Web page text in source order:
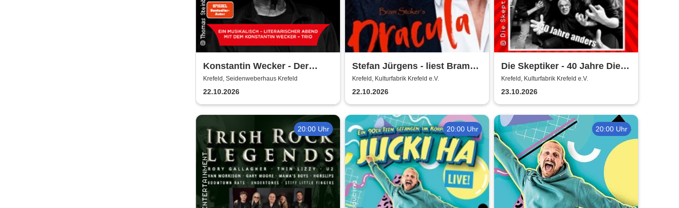
Konstantin Wecker - Der
Liebe zuliebe
Krefeld, Seidenweberhaus Krefeld
22.10.2026
Stefan Jürgens - liest Bram
Stokers Dracula
Krefeld, Kulturfabrik Krefeld e.V.
22.10.2026
Die Skeptiker - 40 Jahre Die
Skeptiker
Krefeld, Kulturfabrik Krefeld e.V.
23.10.2026
20:00 Uhr 20:00 Uhr 20:00 Uhr